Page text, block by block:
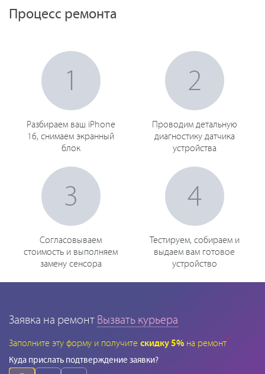
Процесс ремонта
1
Разбираем ваш iPhone
16, снимаем экранный
блок
2
Проводим детальную
диагностику датчика
устройства
3
Согласовываем
стоимость и выполняем
замену сенсора
4
Тестируем, собираем и
выдаем вам готовое
устройство
Заявка на ремонт Вызвать курьера
Заполните эту форму и получите скидку 5% на ремонт*
Куда прислать подтверждение заявки?